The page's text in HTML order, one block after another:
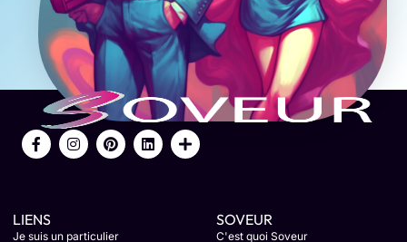
LIENS
Je suis un particulier
SOVEUR
C'est quoi Soveur